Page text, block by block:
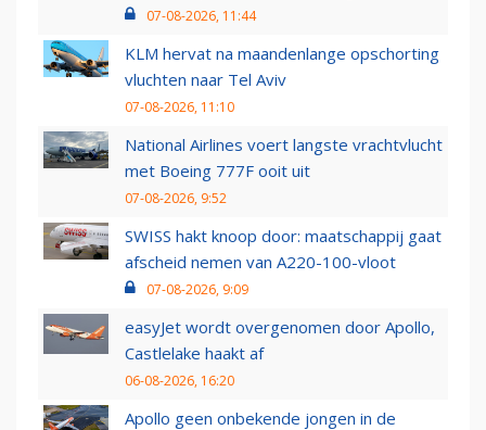
07-08-2026, 11:44
KLM hervat na maandenlange opschorting
vluchten naar Tel Aviv
07-08-2026, 11:10
National Airlines voert langste vrachtvlucht
met Boeing 777F ooit uit
07-08-2026, 9:52
SWISS hakt knoop door: maatschappij gaat
afscheid nemen van A220-100-vloot
07-08-2026, 9:09
easyJet wordt overgenomen door Apollo,
Castlelake haakt af
06-08-2026, 16:20
Apollo geen onbekende jongen in de